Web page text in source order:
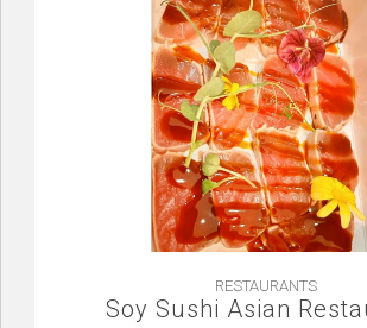
RESTAURANTS
Soy Sushi Asian